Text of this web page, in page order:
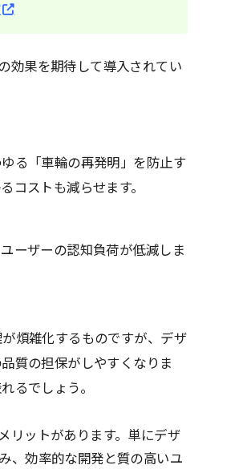
効果を期待して導入されてい
る「車輪の再発明」を防止す
コストも減らせます。
ーザーの認知負荷が低減しま
煩雑化するものですが、デザ
質の担保がしやすくなりま
るでしょう。
リットがあります。単にデザ
、効率的な開発と質の高いユ